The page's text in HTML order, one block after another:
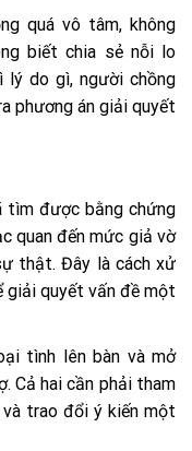
quá vô tâm, không
biết chia sẻ nỗi lo
do gì, người chồng
phương án giải quyết
tìm được bằng chứng
quan đến mức giả vờ
thật. Đây là cách xử
giải quyết vấn đề một
tình lên bàn và mở
Cả hai cần phải tham
trao đổi ý kiến một